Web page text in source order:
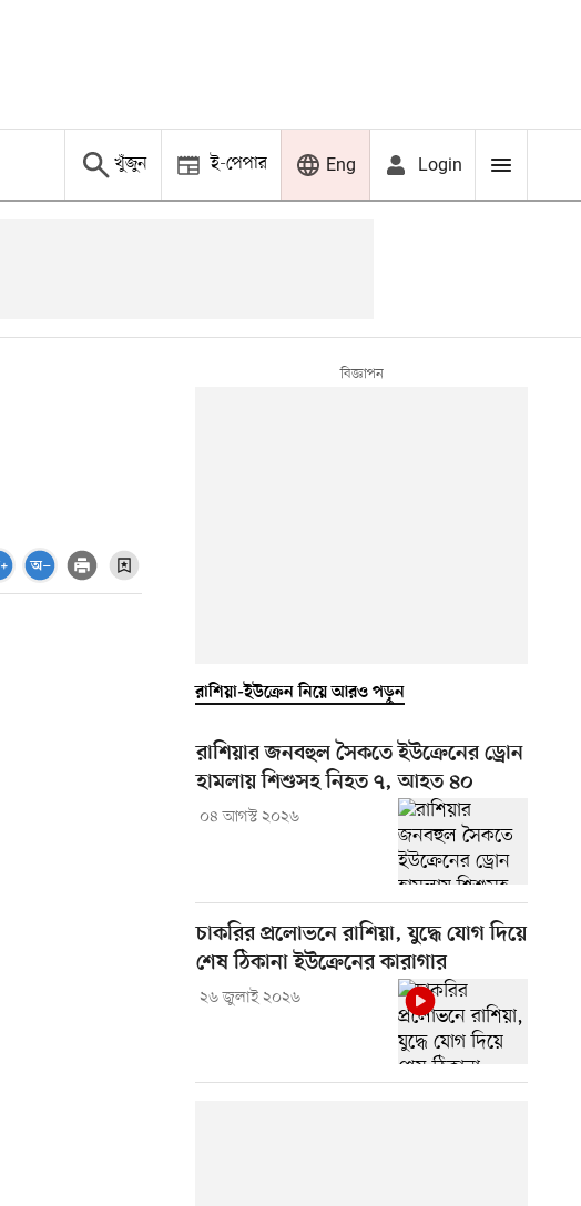
খুঁজুন ই-পেপার Eng Login
রাশিয়া-ইউক্রেন নিয়ে আরও পড়ুন
রাশিয়ার জনবহুল সৈকতে ইউক্রেনের ড্রোন
হামলায় শিশুসহ নিহত ৭, আহত ৪০
০৪ আগস্ট ২০২৬
চাকরির প্রলোভনে রাশিয়া, যুদ্ধে যোগ দিয়ে
শেষ ঠিকানা ইউক্রেনের কারাগার
২৬ জুলাই ২০২৬